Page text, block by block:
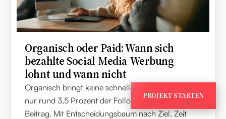
Organisch oder Paid: Wann sich
bezahlte Social-Media-Werbung
lohnt und wann nicht
Organisch bringt keine schnellen Verkäufe, denn
nur rund 3,5 Prozent der Follower sehen einen
Beitrag. Mit Entscheidungsbaum nach Ziel, Zeit
PROJEKT STARTEN